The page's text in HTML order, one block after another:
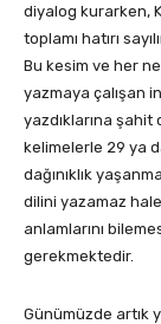
diyalog kurarken,
toplamı hatırı
Bu kesim ve her
yazmaya çalışan
yazdıklarına şahit
kelimelerle 29 ya
dağınıklık
dilini yazamaz
anlamlarını
gerekmektedir.
Günümüzde artık